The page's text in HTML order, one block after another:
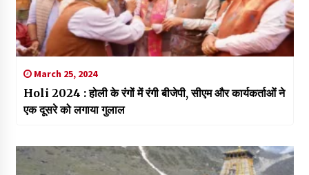
March 25, 2024
Holi 2024 : होली के रंगों में रंगी बीजेपी, सीएम और कार्यकर्ताओं ने
एक दूसरे को लगाया गुलाल